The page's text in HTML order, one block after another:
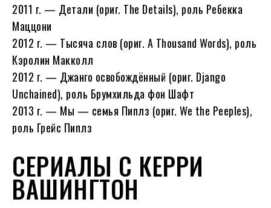
2011 г. — Детали (ориг. The Details), роль Ребекка
Маццони
2012 г. — Тысяча слов (ориг. A Thousand Words), роль
Кэролин Макколл
2012 г. — Джанго освобождённый (ориг. Django
Unchained), роль Брумхильда фон Шафт
2013 г. — Мы — семья Пиплз (ориг. We the Peeples),
роль Грейс Пиплз
СЕРИАЛЫ С КЕРРИ
ВАШИНГТОН